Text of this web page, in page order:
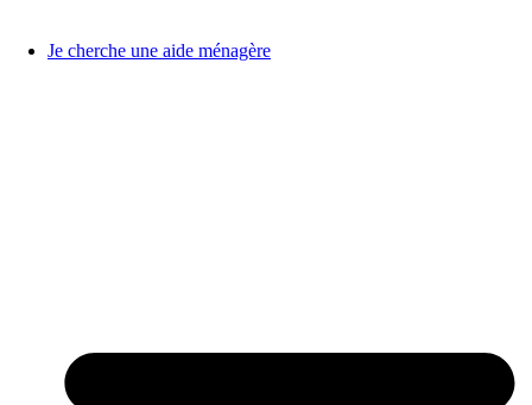
Je cherche une aide ménagère